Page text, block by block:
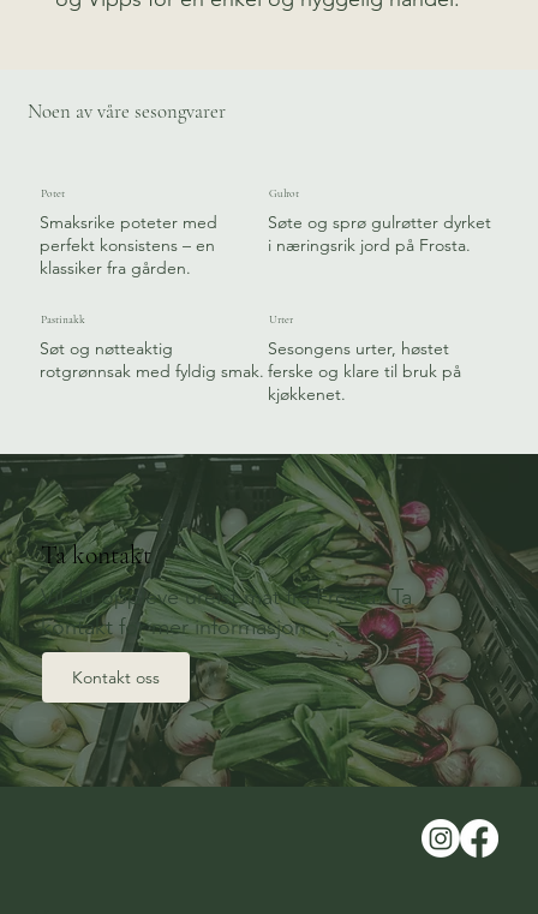
Noen av våre sesongvarer
Potet
Smaksrike poteter med
perfekt konsistens – en
klassiker fra gården.
Gulrot
Søte og sprø gulrøtter dyrket
i næringsrik jord på Frosta.
Pastinakk
Søt og nøtteaktig
rotgrønnsak med fyldig smak.
Urter
Sesongens urter, høstet
ferske og klare til bruk på
kjøkkenet.
Ta kontakt
Vil du oppleve ureist mat fra Frosta? Ta
kontakt for mer informasjon.
Kontakt oss